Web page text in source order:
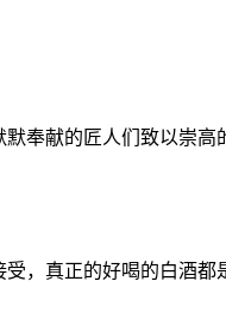
奉献的匠人们致以崇
，真正的好喝的白酒